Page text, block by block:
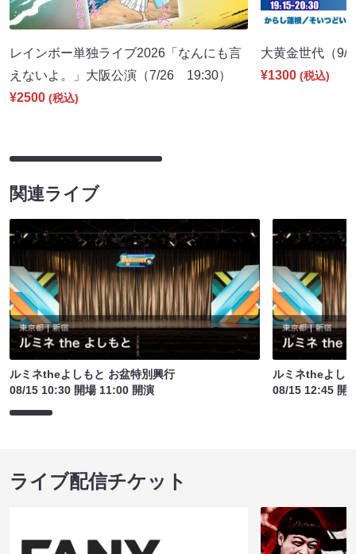
レインボー単独ライブ2026「なんにも言
えないよ。」大阪公演（7/26 19:30）
¥2500 (税込)
大黄金世代（
¥1300 (税込)
関連ライブ
ルミネtheよしもと お盆特別興行
08/15 10:30 開場 11:00 開演
ルミネtheよし
08/15 12:45 開
ライブ配信チケット